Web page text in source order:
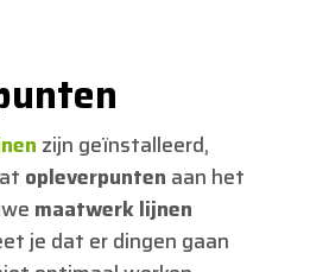
zijn geïnstalleerd,
opleverpunten aan het
maatwerk lijnen
je dat er dingen gaan